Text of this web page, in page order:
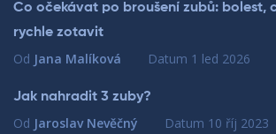
Co očekávat po broušení zubů: bolest,
rychle zotavit
Od Jana Malíková Datum 1 led 2026
Jak nahradit 3 zuby?
Od Jaroslav Nevěčný Datum 10 říj 2023